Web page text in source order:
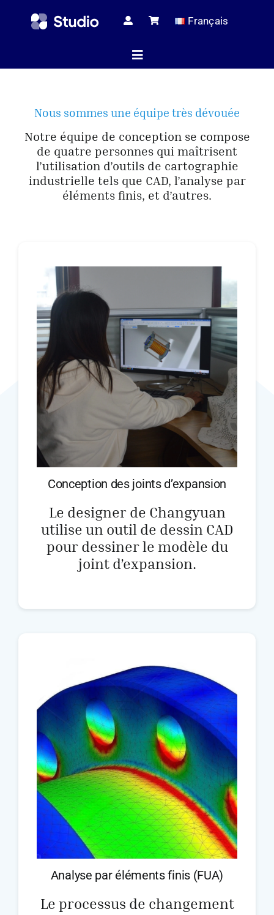
Français
Toggle
Articles
Tous les
Obtenir
Nous sommes une équipe très dévouée
Notre équipe de conception se compose
de quatre personnes qui maîtrisent
l’utilisation d’outils de cartographie
industrielle tels que CAD, l’analyse par
éléments finis, et d’autres.
Conception des joints d’expansion
Le designer de Changyuan
utilise un outil de dessin CAD
pour dessiner le modèle du
joint d’expansion.
Analyse par éléments finis (FUA)
Le processus de changement